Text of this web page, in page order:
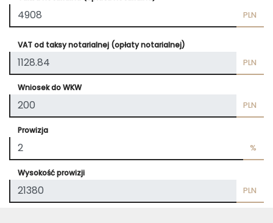
PLN
VAT od taksy notarialnej (opłaty notarialnej)
PLN
Wniosek do WKW
PLN
Prowizja
%
Wysokość prowizji
PLN